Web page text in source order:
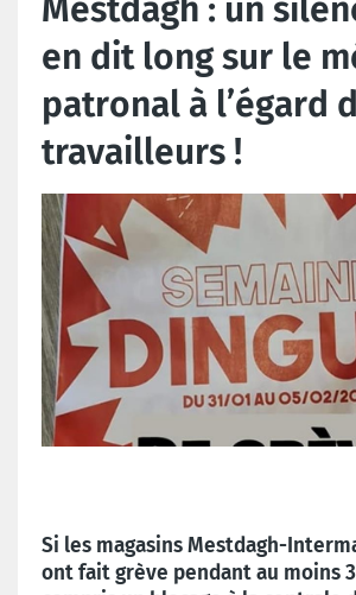
Mestdagh : un
en dit long sur le
patronal à l’égard
travailleurs !
Si les magasins Mestdagh-
ont fait grève pendant au moins